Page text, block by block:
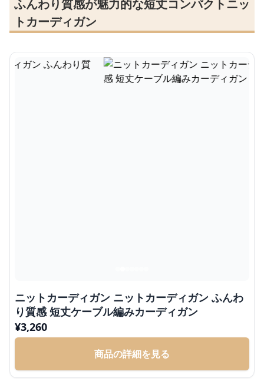
ふんわり質感が魅力的な短丈コンパクトニッ
トカーディガン
ニットカーディガン ニットカーディガン ふんわ
り質感 短丈ケーブル編みカーディガン
¥3,260
商品の詳細を見る